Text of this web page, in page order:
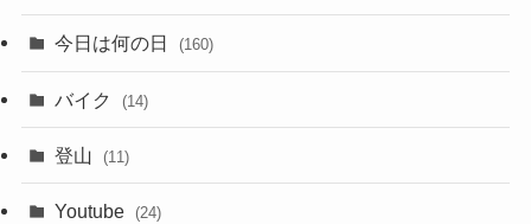
今日は何の日 (160)
バイク (14)
登山 (11)
Youtube (24)